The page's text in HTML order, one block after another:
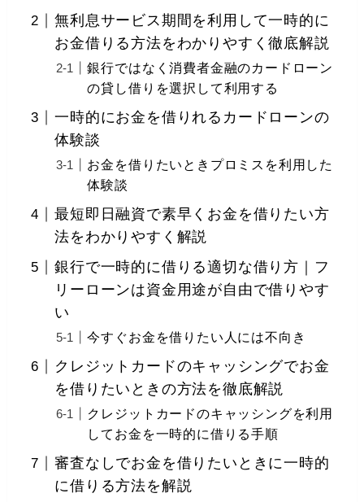
無利息サービス期間を利用して一時的に
お金借りる方法をわかりやすく徹底解説
銀行ではなく消費者金融のカードローン
の貸し借りを選択して利用する
一時的にお金を借りれるカードローンの
体験談
お金を借りたいときプロミスを利用した
体験談
最短即日融資で素早くお金を借りたい方
法をわかりやすく解説
銀行で一時的に借りる適切な借り方｜フ
リーローンは資金用途が自由で借りやす
い
今すぐお金を借りたい人には不向き
クレジットカードのキャッシングでお金
を借りたいときの方法を徹底解説
クレジットカードのキャッシングを利用
してお金を一時的に借りる手順
審査なしでお金を借りたいときに一時的
に借りる方法を解説